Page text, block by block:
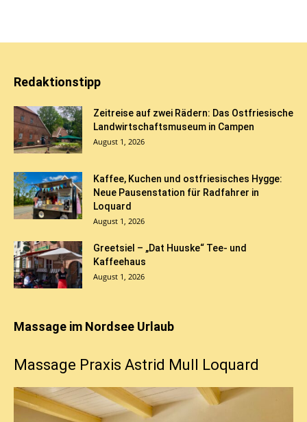
Redaktionstipp
Zeitreise auf zwei Rädern: Das Ostfriesische
Landwirtschaftsmuseum in Campen
August 1, 2026
Kaffee, Kuchen und ostfriesisches Hygge:
Neue Pausenstation für Radfahrer in
Loquard
August 1, 2026
Greetsiel – „Dat Huuske“ Tee- und
Kaffeehaus
August 1, 2026
Massage im Nordsee Urlaub
Massage Praxis Astrid Mull Loquard